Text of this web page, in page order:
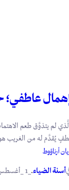
عاطفي؛
لم يتذوَّق طعم
يُقدَّم له من الغريب
أرناؤوط
أسنة الضياء.